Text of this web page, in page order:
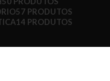
57 PRODUTOS
14 PRODUTOS